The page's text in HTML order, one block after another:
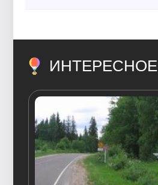
ИНТЕРЕСНОЕ